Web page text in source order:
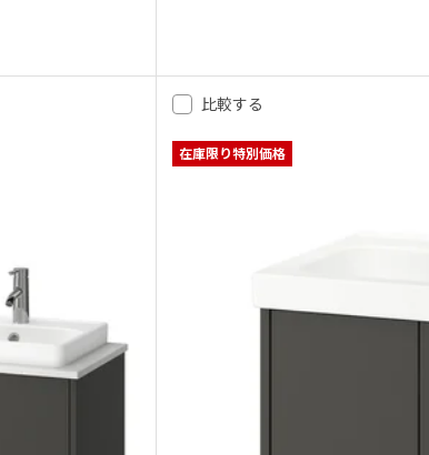
, 洗面台 引き出し付き/洗面ボウル/水栓, オーク調,
, 洗面台 引き出し付き/洗面ボウル/水栓, ハイグロス ホワ
, 洗面台 引き出し付き/洗面ボウル/水栓, ハイグロス ホワ
, 洗面台 引き出し付き/洗面ボウル/水栓, オーク調,
比較する
在庫限り特別価格